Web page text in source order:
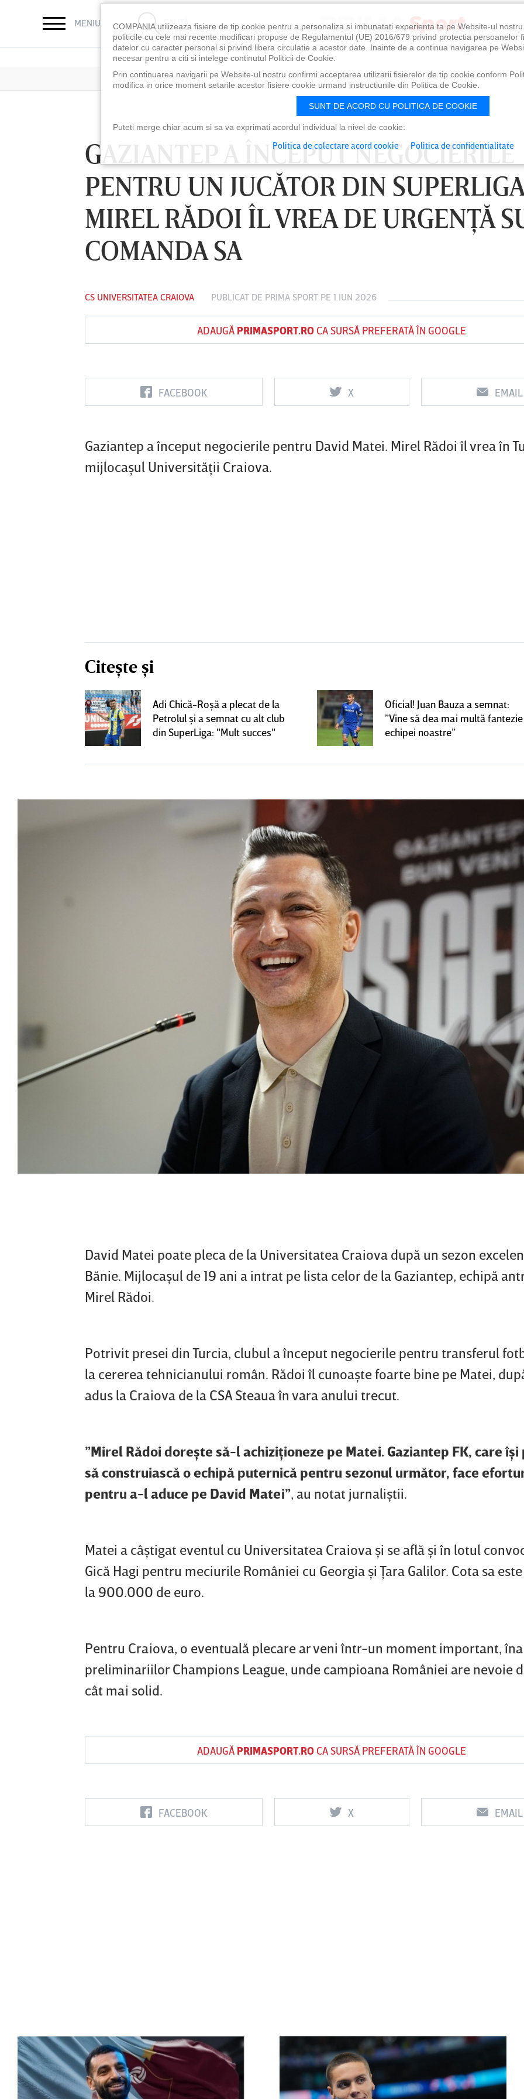
MENIU CAUTĂ
GAZIANTEP A ÎNCEPUT NEGOCIERILE
PENTRU UN JUCĂTOR DIN
MIREL RĂDOI ÎL VREA DE URGENŢĂ
COMANDA SA
CS UNIVERSITATEA CRAIOVA PUBLICAT DE PRIMA SPORT PE 1 IUN 2026
ADAUGĂ PRIMASPORT.ROCA SURSĂ PREFERATĂ ÎN GOOGLE
FACEBOOK X EMAIL
Gaziantep a început negocierile pentru David Matei. Mirel Rădoi îl vrea în
mijlocaşul Universităţii Craiova.
Citește și
Adi Chică-Roşă a plecat de la
Petrolul şi a semnat cu alt club
din SuperLiga: "Mult succes"
Oficial! Juan Bauza a semnat:
”Vine să dea mai multă fantezie
echipei noastre”
David Matei poate pleca de la Universitatea Craiova după un sezon
Bănie. Mijlocaşul de 19 ani a intrat pe lista celor de la Gaziantep, echipă
Mirel Rădoi.
Potrivit presei din Turcia, clubul a început negocierile pentru transferul
la cererea tehnicianului român. Rădoi îl cunoaşte foarte bine pe Matei,
adus la Craiova de la CSA Steaua în vara anului trecut.
”Mirel Rădoi doreşte să-l achiziţioneze pe Matei. Gaziantep FK, care îşi
să construiască o echipă puternică pentru sezonul următor, face
pentru a-l aduce pe David Matei”, au notat jurnaliştii.
Matei a câştigat eventul cu Universitatea Craiova şi se află şi în lotul
Gică Hagi pentru meciurile României cu Georgia şi Ţara Galilor. Cota sa
la 900.000 de euro.
Pentru Craiova, o eventuală plecare ar veni într-un moment important,
preliminariilor Champions League, unde campioana României are nevoie
cât mai solid.
ADAUGĂ PRIMASPORT.ROCA SURSĂ PREFERATĂ ÎN GOOGLE
FACEBOOK X EMAIL
LUNI 10 AUG, 18:30
FC Botoşani
Vs
Corvinul
LUNI 10 AUG, 21:30
Sepsi OSK Sf
Vs
FCSB UTA Arad
Vs
Rapid
COMPANIA utilizeaza fisiere de tip cookie pentru a personaliza si imbunatati experienta ta pe Website-ul
politicile cu cele mai recente modificari propuse de Regulamentul (UE) 2016/679 privind protectia persoanelor
datelor cu caracter personal si privind libera circulatie a acestor date. Inainte de a continua navigarea pe
necesar pentru a citi si intelege continutul Politicii de Cookie.
Prin continuarea navigarii pe Website-ul nostru confirmi acceptarea utilizarii fisierelor de tip cookie conform
modifica in orice moment setarile acestor fisiere cookie urmand instructiunile din Politica de Cookie.
SUNT DE ACORD CU POLITICA DE COOKIE
Puteti merge chiar acum si sa va exprimati acordul individual la nivel de cookie:
Politica de colectare acord cookie Politica de confidentialitate